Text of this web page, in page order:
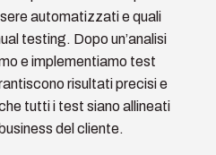
automatizzati e quali
testing. Dopo un’analisi
e implementiamo test
risultati precisi e
tutti i test siano allineati
del cliente.